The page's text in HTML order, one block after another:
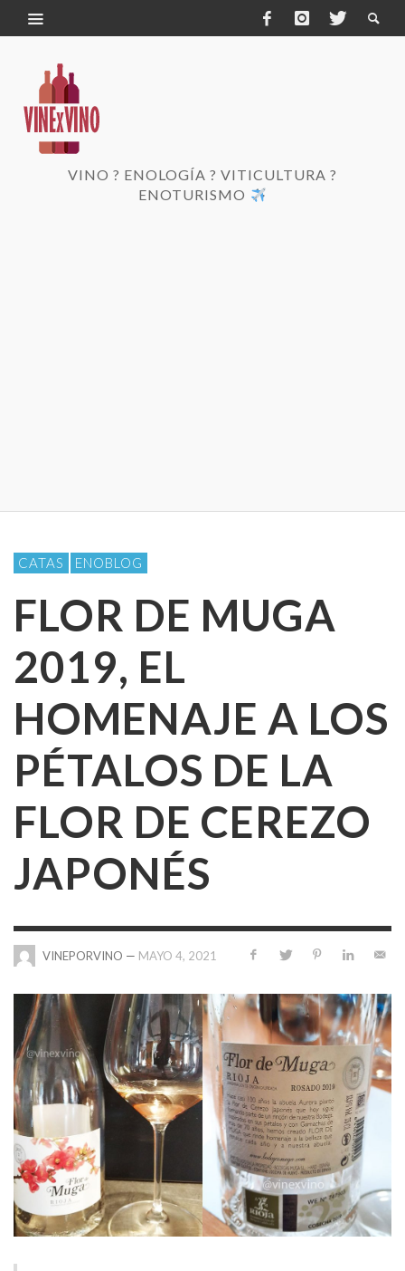
VINO ? ENOLOGÍA ? VITICULTURA ?
ENOTURISMO
CATAS ENOBLOG
FLOR DE MUGA
2019, EL
HOMENAJE A LOS
PÉTALOS DE LA
FLOR DE CEREZO
JAPONÉS
VINEPORVINO — MAYO 4, 2021